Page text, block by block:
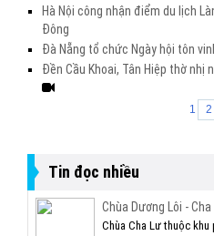
Hà Nội công nhận điểm du lịch
Đông
Đà Nẵng tổ chức Ngày hội tôn
Đền Cầu Khoai, Tân Hiệp thờ nhị
1 2
Tin đọc nhiều
Chùa Dương Lôi -
Chùa Cha Lư thuộc